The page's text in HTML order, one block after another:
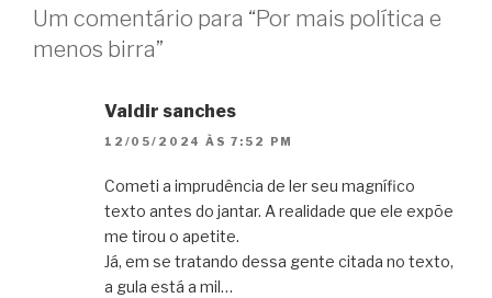
Um comentário para “Por mais política e
menos birra”
Valdir sanches
12/05/2024 ÀS 7:52 PM
Cometi a imprudência de ler seu magnífico
texto antes do jantar. A realidade que ele expõe
me tirou o apetite.
Já, em se tratando dessa gente citada no texto,
a gula está a mil…